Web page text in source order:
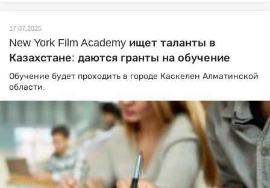
17.07.2025
New York Film Academy ищет таланты в
Казахстане: даются гранты на обучение
Обучение будет проходить в городе Каскелен Алматинской
области.